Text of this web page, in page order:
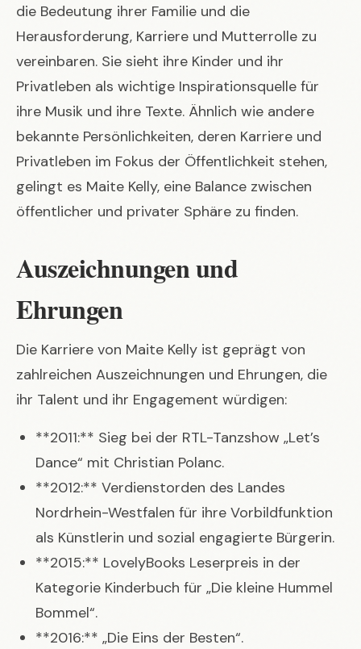
die Bedeutung ihrer Familie und die
Herausforderung, Karriere und Mutterrolle zu
vereinbaren. Sie sieht ihre Kinder und ihr
Privatleben als wichtige Inspirationsquelle für
ihre Musik und ihre Texte. Ähnlich wie andere
bekannte Persönlichkeiten, deren Karriere und
Privatleben im Fokus der Öffentlichkeit stehen,
gelingt es Maite Kelly, eine Balance zwischen
öffentlicher und privater Sphäre zu finden.
Auszeichnungen und
Ehrungen
Die Karriere von Maite Kelly ist geprägt von
zahlreichen Auszeichnungen und Ehrungen, die
ihr Talent und ihr Engagement würdigen:
**2011:** Sieg bei der RTL-Tanzshow „Let’s
Dance“ mit Christian Polanc.
**2012:** Verdienstorden des Landes
Nordrhein-Westfalen für ihre Vorbildfunktion
als Künstlerin und sozial engagierte Bürgerin.
**2015:** LovelyBooks Leserpreis in der
Kategorie Kinderbuch für „Die kleine Hummel
Bommel“.
**2016:** „Die Eins der Besten“.